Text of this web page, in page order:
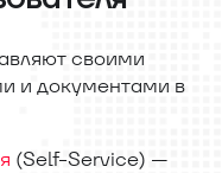
своими
и документами в
(Self-Service) —